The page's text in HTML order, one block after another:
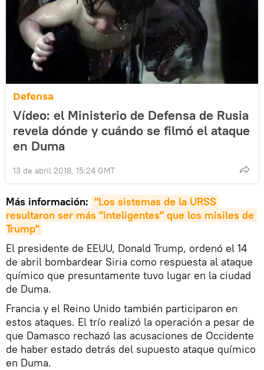
Defensa
Vídeo: el Ministerio de Defensa de Rusia
revela dónde y cuándo se filmó el ataque
en Duma
13 de abril 2018, 15:24 GMT
Más información: "Los sistemas de la URSS
resultaron ser más "inteligentes" que los misiles de
Trump"
El presidente de EEUU, Donald Trump, ordenó el 14
de abril bombardear Siria como respuesta al ataque
químico que presuntamente tuvo lugar en la ciudad
de Duma.
Francia y el Reino Unido también participaron en
estos ataques. El trío realizó la operación a pesar de
que Damasco rechazó las acusaciones de Occidente
de haber estado detrás del supuesto ataque químico
en Duma.